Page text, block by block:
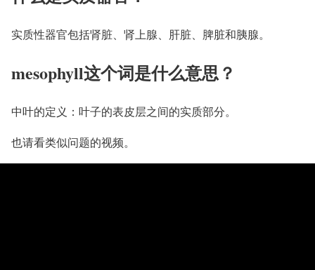
实质性器官包括肾脏、肾上腺、肝脏、脾脏和胰腺。
mesophyll这个词是什么意思？
中叶的定义：叶子的表皮层之间的实质部分。
也请看类似问题的视频。